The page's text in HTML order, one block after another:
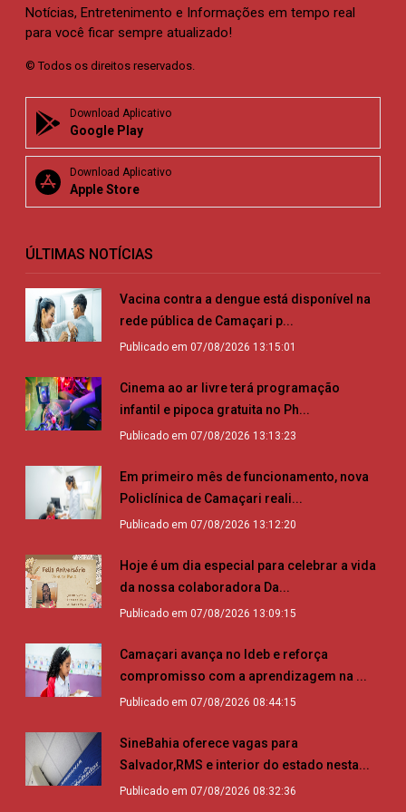
Notícias, Entretenimento e Informações em tempo real
para você ficar sempre atualizado!
© Todos os direitos reservados.
Download Aplicativo
Google Play
Download Aplicativo
Apple Store
ÚLTIMAS NOTÍCIAS
Vacina contra a dengue está disponível na
rede pública de Camaçari p...
Publicado em 07/08/2026 13:15:01
Cinema ao ar livre terá programação
infantil e pipoca gratuita no Ph...
Publicado em 07/08/2026 13:13:23
Em primeiro mês de funcionamento, nova
Policlínica de Camaçari reali...
Publicado em 07/08/2026 13:12:20
Hoje é um dia especial para celebrar a vida
da nossa colaboradora Da...
Publicado em 07/08/2026 13:09:15
Camaçari avança no Ideb e reforça
compromisso com a aprendizagem na ...
Publicado em 07/08/2026 08:44:15
SineBahia oferece vagas para
Salvador,RMS e interior do estado nesta...
Publicado em 07/08/2026 08:32:36